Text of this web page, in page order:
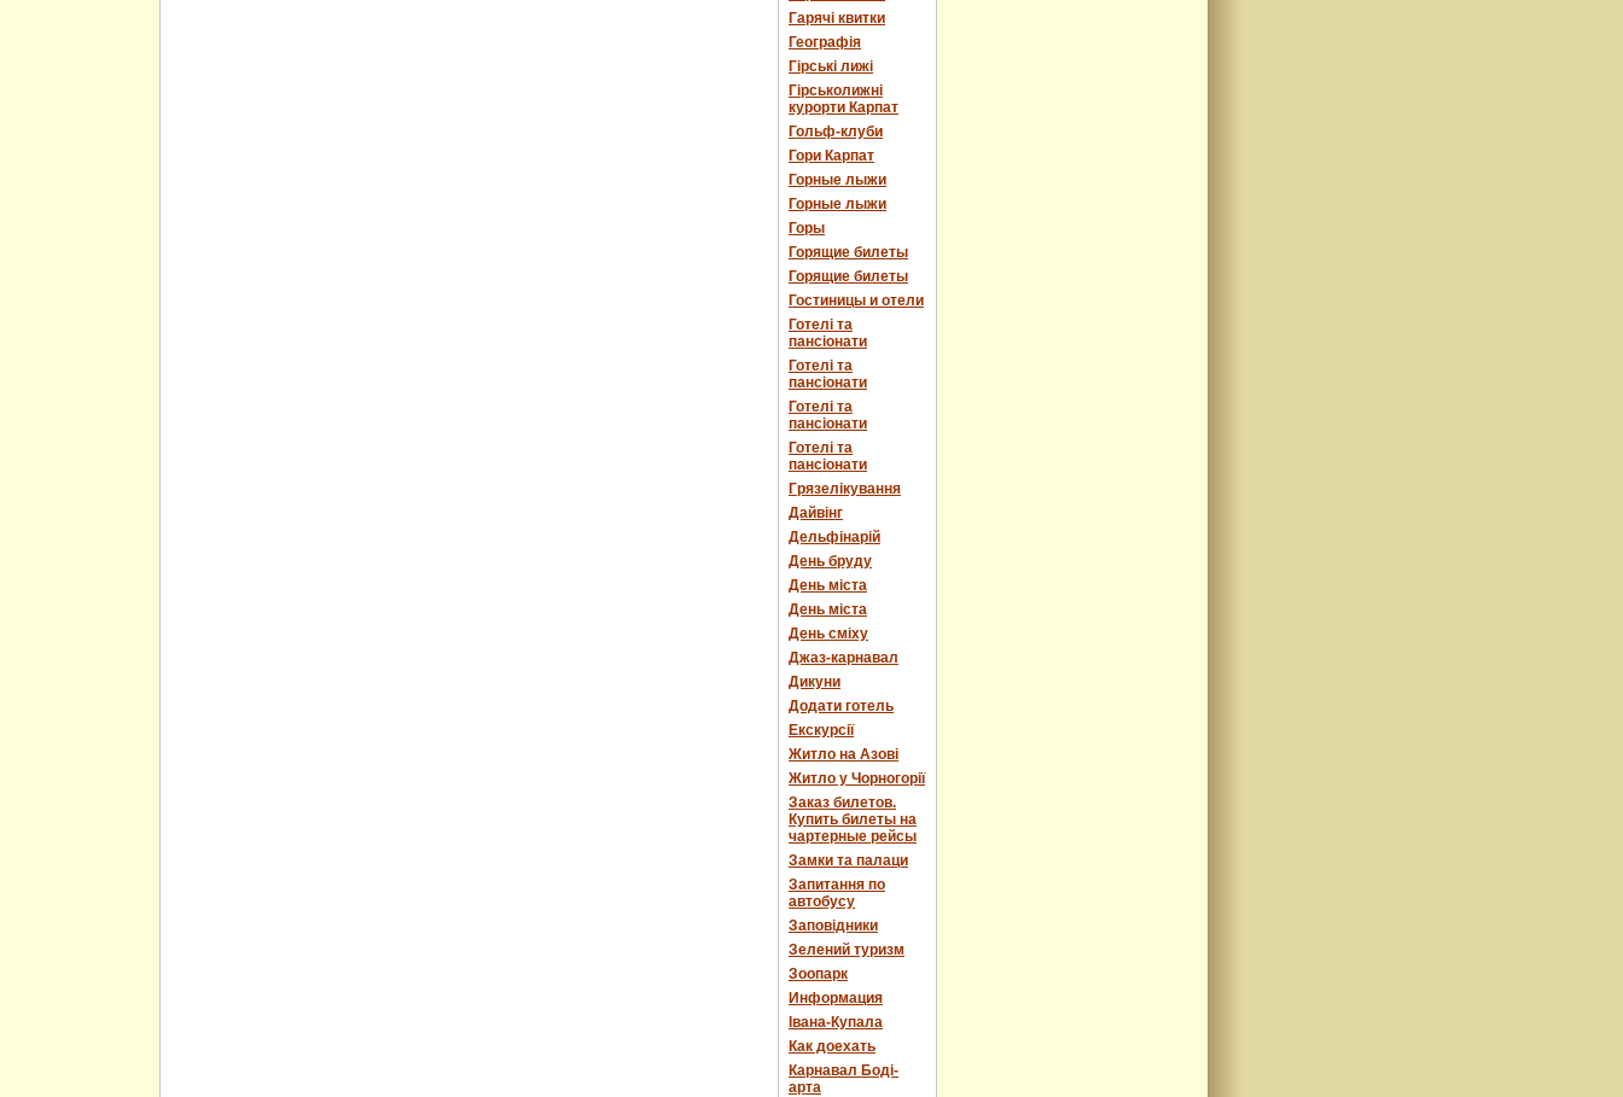
Гарячі квитки
Географія
Гірські лижі
Гірськолижні
курорти Карпат
Гольф-клуби
Гори Карпат
Горные лыжи
Горные лыжи
Горы
Горящие билеты
Горящие билеты
Гостиницы и отели
Готелі та
пансіонати
Готелі та
пансіонати
Готелі та
пансіонати
Готелі та
пансіонати
Грязелікування
Дайвінг
Дельфінарій
День бруду
День міста
День міста
День сміху
Джаз-карнавал
Дикуни
Додати готель
Екскурсії
Житло на Азові
Житло у Чорногорії
Заказ билетов.
Купить билеты на
чартерные рейсы
Замки та палаци
Запитання по
автобусу
Заповідники
Зелений туризм
Зоопарк
Информация
Івана-Купала
Как доехать
Карнавал Боді-
арта